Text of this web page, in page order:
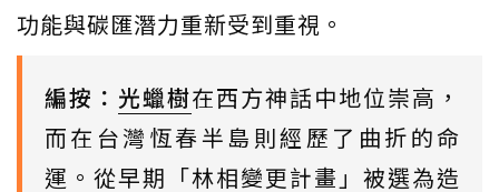
功能與碳匯潛力重新受到重視。
編按： 光蠟樹在西方神話中地位崇高，
而在台灣恆春半島則經歷了曲折的命
運。從早期「林相變更計畫」被選為造